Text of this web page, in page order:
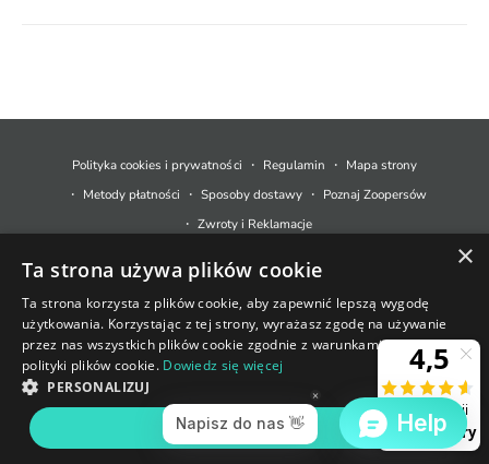
Ostatnie sztuki!
Nie przegap okazji!
e
y
p
ł
a
t
n
o
© 2026,Zoopers.pl. Technologia Shopify
Polityka cookies i prywatności Regulamin
Mapa strony
Metody płatności
Sposoby dostawy
Poznaj Zoopersów
Zwroty i Reklamacje
+48 733 550 021
sklep@zoopers.pl
Godziny pracy infolinii
poniedziałek - piątek: 8 - 17
×
Ta strona używa plików cookie
Ta strona korzysta z plików cookie, aby zapewnić lepszą wygodę
użytkowania. Korzystając z tej strony, wyrażasz zgodę na używanie
przez nas wszystkich plików cookie zgodnie z warunkami naszej
polityki plików cookie. Dowiedz się więcej
PERSONALIZUJ
AKCEPTUJ WSZYSTKIE